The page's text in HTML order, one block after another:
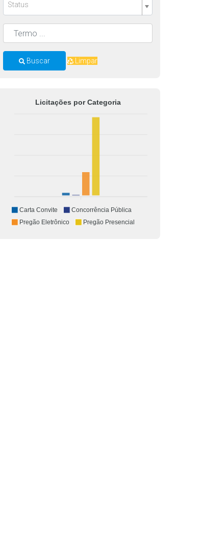
Status
Buscar Limpar
Licitações por Categoria
Carta Convite
Concorrência Pública
Pregão Eletrônico
Pregão Presencial